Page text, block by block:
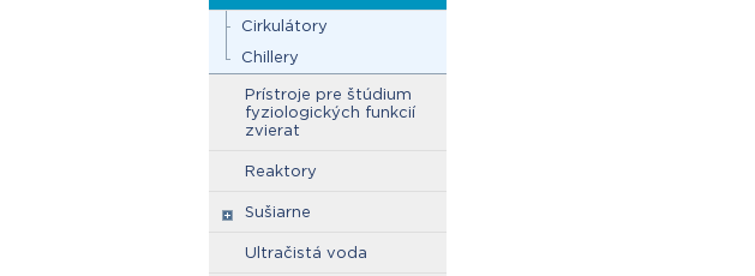
Cirkulátory
Chillery
Prístroje pre štúdium
fyziologických funkcií
zvierat
Reaktory
Sušiarne
Ultračistá voda